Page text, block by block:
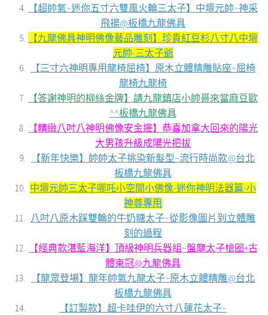
【超帥氣~迷你五寸六雙風火輪三太子】中壇元帥~神采
飛揚@板橋九龍佛具
【九龍佛具神明佛像藝品雕刻】珍貴紅豆杉八寸八中壇
元帥-三太子爺
【三寸六神明專用龍椅屈椅】原木立體精雕貼座~屈椅
龍椅九龍椅
【答謝神明的柳絲金牌】請九龍鎮店小帥哥來當麻豆歐
^^板橋九龍佛具
【精緻八吋八神明佛像安金邊】恭喜加拿大回來的陽光
大男孩升級成陽光把拔
【新年快樂】帥帥太子挑染新髮型~流行時尚款@台北
板橋九龍佛具
中壇元帥三太子哪吒小空間小佛像-迷你神明法器篇-小
神尊專用
八吋八原木踩雙輪的牛奶糖太子~從影像圖片到立體雕
刻的過程
【經典款湛藍海洋】頂級神明兵器組~盤龍太子槍圈+古
體束冠@九龍佛具
【龍眾登場】龍年帥氣九龍太子~原木立體精雕@台北
板橋九龍佛具
【訂製款】超卡哇伊的六寸八蓮花太子~